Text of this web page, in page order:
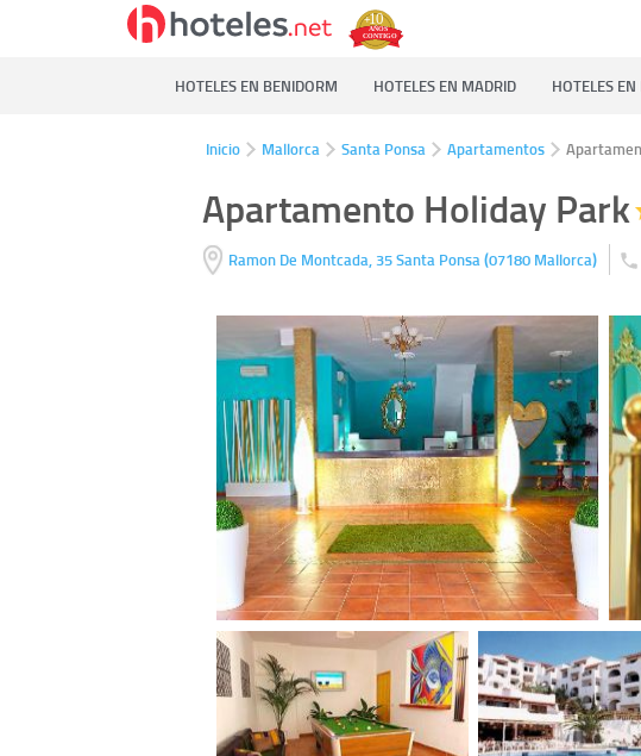
HOTELES EN BENIDORM HOTELES EN MADRID HOTELES
Inicio Mallorca Santa Ponsa Apartamentos
Apartamento Holiday Park
Ramon De Montcada, 35Santa Ponsa(07180 Mallorca)